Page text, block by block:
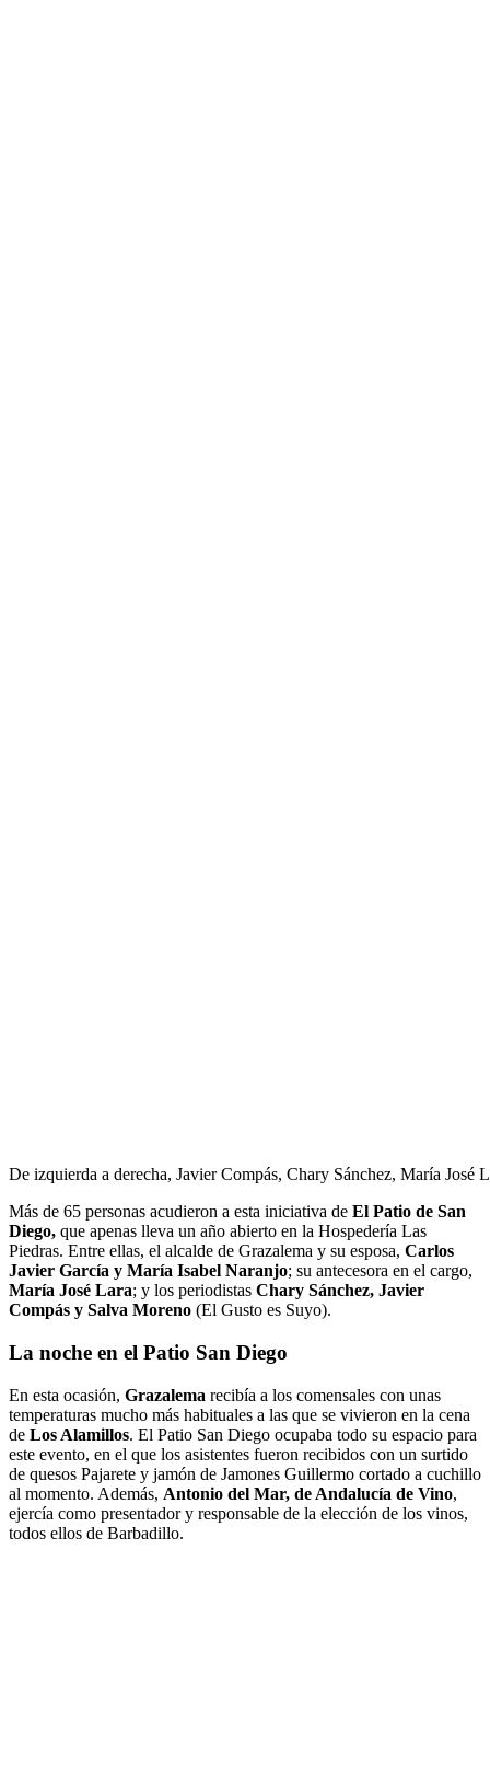
De izquierda a derecha, Javier Compás, Chary Sánchez, María
Más de 65 personas acudieron a esta iniciativa de El Patio de San
Diego, que apenas lleva un año abierto en la Hospedería Las
Piedras. Entre ellas, el alcalde de Grazalema y su esposa, Carlos
Javier García y María Isabel Naranjo; su antecesora en el cargo,
María José Lara; y los periodistas Chary Sánchez, Javier
Compás y Salva Moreno (El Gusto es Suyo).
La noche en el Patio San Diego
En esta ocasión, Grazalema recibía a los comensales con unas
temperaturas mucho más habituales a las que se vivieron en la cena
de Los Alamillos. El Patio San Diego ocupaba todo su espacio para
este evento, en el que los asistentes fueron recibidos con un surtido
de quesos Pajarete y jamón de Jamones Guillermo cortado a cuchillo
al momento. Además, Antonio del Mar, de Andalucía de Vino,
ejercía como presentador y responsable de la elección de los vinos,
todos ellos de Barbadillo.